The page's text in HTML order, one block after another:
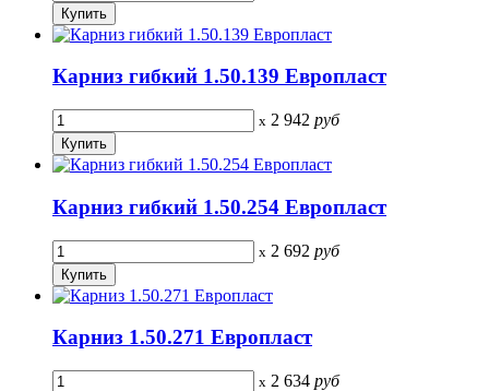
Карниз гибкий 1.50.139 Европласт
x 2 942 руб
Карниз гибкий 1.50.254 Европласт
x 2 692 руб
Карниз 1.50.271 Европласт
x 2 634 руб